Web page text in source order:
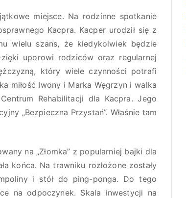
miejsce. Na rodzinne spotkanie
Kacpra. Kacper urodził się z
wielu szans, że kiedykolwiek będzie
uporowi rodziców oraz regularnej
który wiele czynności potrafi
miłość Iwony i Marka Węgrzyn i walka
Rehabilitacji dla Kacpra. Jego
„Bezpieczna Przystań”. Właśnie tam
na „Złomka” z popularniej bajki dla
końca. Na trawniku rozłożone zostały
i stół do ping-ponga. Do tego
na odpoczynek. Skala inwestycji na